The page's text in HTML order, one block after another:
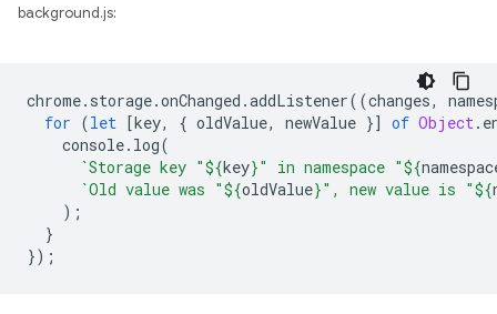
background.js:
chrome. storage.onChanged .addListener((changes,
for (let [key, { oldValue, newValue }] of Object.
console. log(
`Storage key "${key}" in namespace "${
`Old value was "${oldValue}", new value is "${
);
}
});